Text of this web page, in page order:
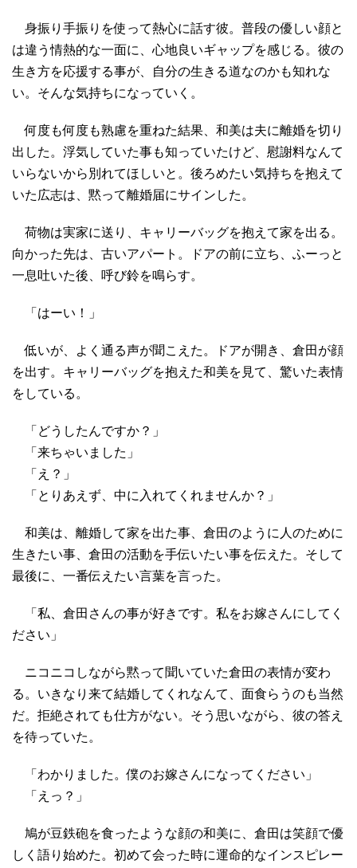
身振り手振りを使って熱心に話す彼。普段の優しい顔と
は違う情熱的な一面に、心地良いギャップを感じる。彼の
生き方を応援する事が、自分の生きる道なのかも知れな
い。そんな気持ちになっていく。
何度も何度も熟慮を重ねた結果、和美は夫に離婚を切り
出した。浮気していた事も知っていたけど、慰謝料なんて
いらないから別れてほしいと。後ろめたい気持ちを抱えて
いた広志は、黙って離婚届にサインした。
荷物は実家に送り、キャリーバッグを抱えて家を出る。
向かった先は、古いアパート。ドアの前に立ち、ふーっと
一息吐いた後、呼び鈴を鳴らす。
「はーい！」
低いが、よく通る声が聞こえた。ドアが開き、倉田が顔
を出す。キャリーバッグを抱えた和美を見て、驚いた表情
をしている。
「どうしたんですか？」
「来ちゃいました」
「え？」
「とりあえず、中に入れてくれませんか？」
和美は、離婚して家を出た事、倉田のように人のために
生きたい事、倉田の活動を手伝いたい事を伝えた。そして
最後に、一番伝えたい言葉を言った。
「私、倉田さんの事が好きです。私をお嫁さんにしてく
ださい」
ニコニコしながら黙って聞いていた倉田の表情が変わ
る。いきなり来て結婚してくれなんて、面食らうのも当然
だ。拒絶されても仕方がない。そう思いながら、彼の答え
を待っていた。
「わかりました。僕のお嫁さんになってください」
「えっ？」
鳩が豆鉄砲を食ったような顔の和美に、倉田は笑顔で優
しく語り始めた。初めて会った時に運命的なインスピレー